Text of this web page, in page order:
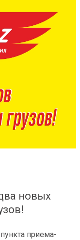
новых
приема-